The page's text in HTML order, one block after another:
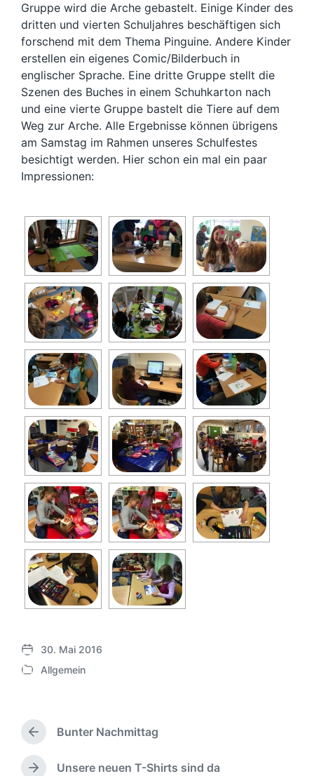
Gruppe wird die Arche gebastelt. Einige Kinder des
dritten und vierten Schuljahres beschäftigen sich
forschend mit dem Thema Pinguine. Andere Kinder
erstellen ein eigenes Comic/Bilderbuch in
englischer Sprache. Eine dritte Gruppe stellt die
Szenen des Buches in einem Schuhkarton nach
und eine vierte Gruppe bastelt die Tiere auf dem
Weg zur Arche. Alle Ergebnisse können übrigens
am Samstag im Rahmen unseres Schulfestes
besichtigt werden. Hier schon ein mal ein paar
Impressionen:
V
e
f
e
n
30. Mai 2016
V
ö
f
e
Allgemein
V
o
r
Bunter Nachmittag
Unsere neuen T-Shirts sind da